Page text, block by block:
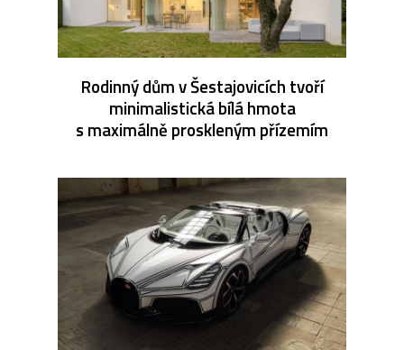
Rodinný dům v Šestajovicích tvoří
minimalistická bílá hmota
s maximálně proskleným přízemím